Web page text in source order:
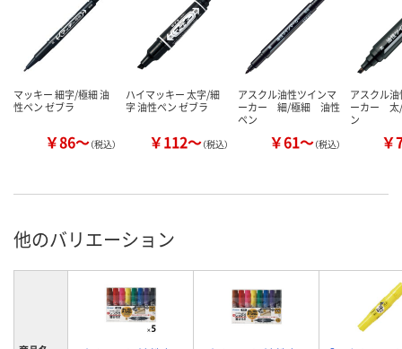
マッキー 細字/極細 油
性ペン ゼブラ
￥86～（税込）
ハイマッキー 太字/細
字 油性ペン ゼブラ
￥112～（税込）
アスクル油性ツインマ
ーカー 細/極細 油性
ペン
￥61～（税込）
アスクル
ーカー
ン
￥
他のバリエーション